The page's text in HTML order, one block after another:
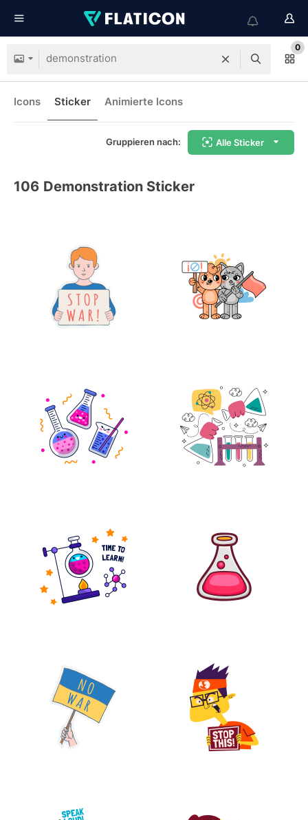
0
Icons Sticker Animierte Icons
Gruppieren nach: Alle Sticker
106 Demonstration Sticker